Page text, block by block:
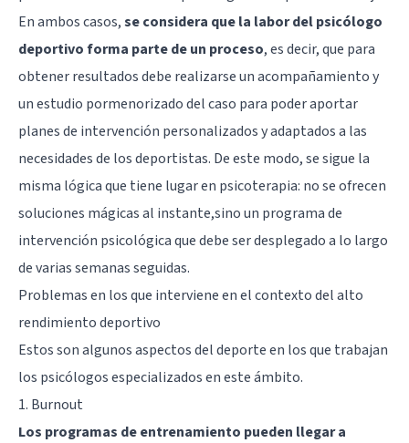
En ambos casos,se considera que la labor del psicólogo
deportivo forma parte de un proceso, es decir, que para
obtener resultados debe realizarse un acompañamiento y
un estudio pormenorizado del caso para poder aportar
planes de intervención personalizados y adaptados a las
necesidades de los deportistas. De este modo, se sigue la
misma lógica que tiene lugar en psicoterapia: no se ofrecen
soluciones mágicas al instante,sino un programa de
intervención psicológica que debe ser desplegado a lo largo
de varias semanas seguidas.
Problemas en los que interviene en el contexto del alto
rendimiento deportivo
Estos son algunos aspectos del deporte en los que trabajan
los psicólogos especializados en este ámbito.
1. Burnout
Los programas de entrenamiento pueden llegar a